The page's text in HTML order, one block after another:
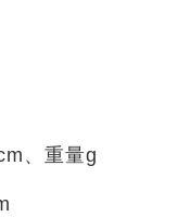
、重量g